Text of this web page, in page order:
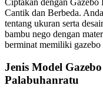
Cantik dan Berbeda.
tentang ukuran serta
bambu nego dengan
berminat memiliki gazebo
Jenis Model
Palabuhanratu